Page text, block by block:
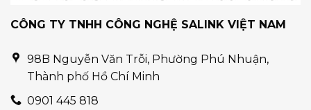
CÔNG TY TNHH CÔNG NGHỆ SALINK VIỆT NAM
98B Nguyễn Văn Trỗi, Phường Phú Nhuận,
Thành phố Hồ Chí Minh
0901 445 818